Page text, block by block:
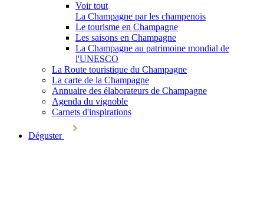
Voir tout
La Champagne par les champenois
Le tourisme en Champagne
Les saisons en Champagne
La Champagne au patrimoine mondial de
l'UNESCO
La Route touristique du Champagne
La carte de la Champagne
Annuaire des élaborateurs de Champagne
Agenda du vignoble
Carnets d'inspirations
Déguster